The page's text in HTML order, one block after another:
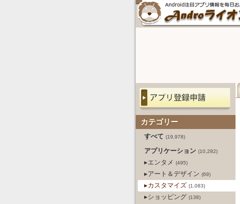
カテゴリー
すべて (19,978)
アプリケーション (10,282)
▸エンタメ (495)
▸アート＆デザイン (69)
▸カスタマイズ (1,083)
▸ショッピング (138)